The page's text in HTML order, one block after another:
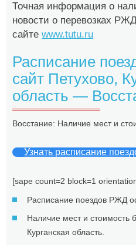
Точная информация о
новости о перевозках
сайтеwww.tutu.ru
Расписание
сайт Петухово,
область —
Восстание: Наличие мест и
Узнать расписание
[sape count=2 block=1
Расписание поездов РЖД
Наличие мест и стоимость
Курганская область.